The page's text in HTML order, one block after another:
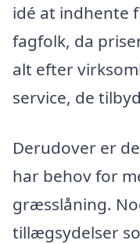
idé at indhente
fagfolk, da
alt efter
service, de
Derudover er
har behov for
græsslåning.
tillægsydelser